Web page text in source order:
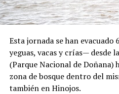
Esta jornada se han evacuado
yeguas, vacas y crías— desde
(Parque Nacional de Doñana)
zona de bosque dentro del
también en Hinojos.